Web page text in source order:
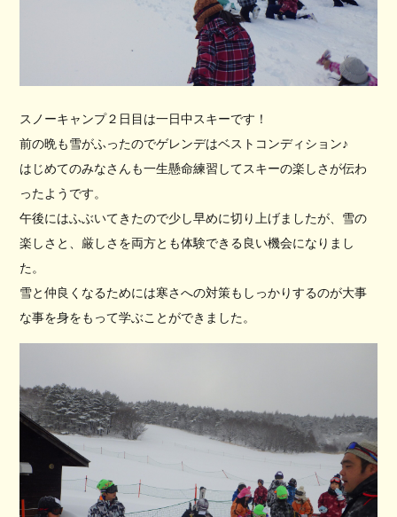
スノーキャンプ２日目は一日中スキーです！
前の晩も雪がふったのでゲレンデはベストコンディション♪
はじめてのみなさんも一生懸命練習してスキーの楽しさが伝わ
ったようです。
午後にはふぶいてきたので少し早めに切り上げましたが、雪の
楽しさと、厳しさを両方とも体験できる良い機会になりまし
た。
雪と仲良くなるためには寒さへの対策もしっかりするのが大事
な事を身をもって学ぶことができました。